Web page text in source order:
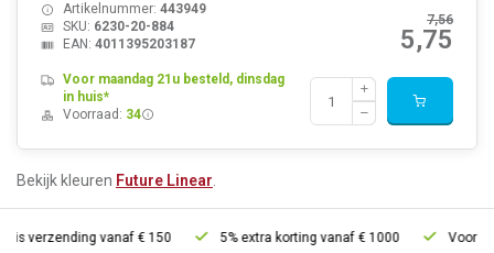
7,56
5,75
Artikelnummer: 443949
SKU: 6230-20-884
EAN: 4011395203187
Voor maandag 21u besteld, dinsdag
in huis*
Voorraad: 34
Bekijk kleuren Future Linear
verzending vanaf € 150 5% extra korting vanaf € 1000 Voor 21u